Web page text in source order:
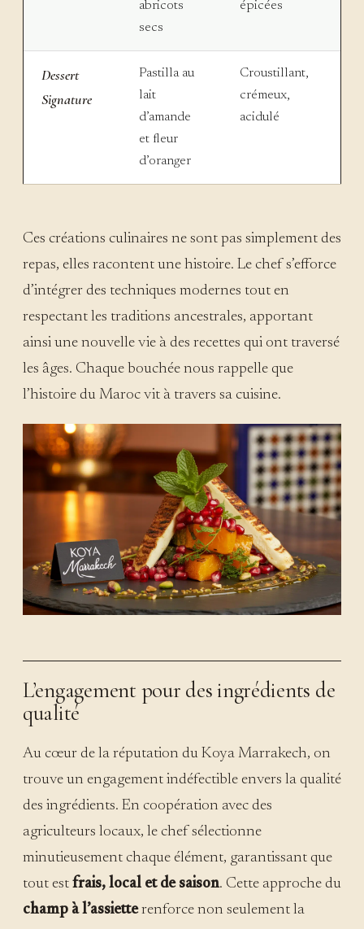
abricots
secs
épicées
Dessert
Signature
Pastilla au
lait
d’amande
et fleur
d’oranger
Croustillant,
crémeux,
acidulé
Ces créations culinaires ne sont pas simplement des
repas, elles racontent une histoire. Le chef s’efforce
d’intégrer des techniques modernes tout en
respectant les traditions ancestrales, apportant
ainsi une nouvelle vie à des recettes qui ont traversé
les âges. Chaque bouchée nous rappelle que
l’histoire du Maroc vit à travers sa cuisine.
L’engagement pour des ingrédients de
qualité
Au cœur de la réputation du Koya Marrakech, on
trouve un engagement indéfectible envers la qualité
des ingrédients. En coopération avec des
agriculteurs locaux, le chef sélectionne
minutieusement chaque élément, garantissant que
tout est frais, local et de saison. Cette approche du
champ à l’assietterenforce non seulement la